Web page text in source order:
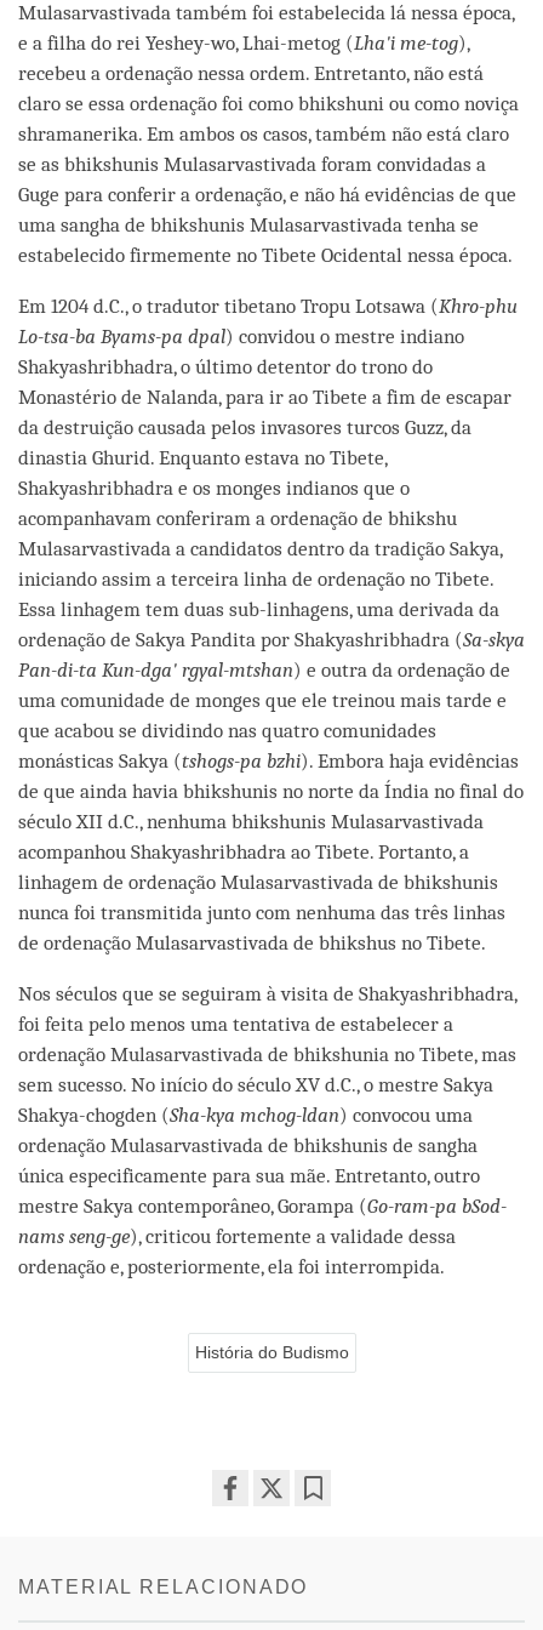
Mulasarvastivada também foi estabelecida lá nessa época,
e a filha do rei Yeshey-wo, Lhai-metog (Lha'i me-tog),
recebeu a ordenação nessa ordem. Entretanto, não está
claro se essa ordenação foi como bhikshuni ou como noviça
shramanerika. Em ambos os casos, também não está claro
se as bhikshunis Mulasarvastivada foram convidadas a
Guge para conferir a ordenação, e não há evidências de que
uma sangha de bhikshunis Mulasarvastivada tenha se
estabelecido firmemente no Tibete Ocidental nessa época.
Em 1204 d.C., o tradutor tibetano Tropu Lotsawa (Khro-phu
Lo-tsa-ba Byams-pa dpal) convidou o mestre indiano
Shakyashribhadra, o último detentor do trono do
Monastério de Nalanda, para ir ao Tibete a fim de escapar
da destruição causada pelos invasores turcos Guzz, da
dinastia Ghurid. Enquanto estava no Tibete,
Shakyashribhadra e os monges indianos que o
acompanhavam conferiram a ordenação de bhikshu
Mulasarvastivada a candidatos dentro da tradição Sakya,
iniciando assim a terceira linha de ordenação no Tibete.
Essa linhagem tem duas sub-linhagens, uma derivada da
ordenação de Sakya Pandita por Shakyashribhadra (Sa-skya
Pan-di-ta Kun-dga' rgyal-mtshan) e outra da ordenação de
uma comunidade de monges que ele treinou mais tarde e
que acabou se dividindo nas quatro comunidades
monásticas Sakya (tshogs-pa bzhi). Embora haja evidências
de que ainda havia bhikshunis no norte da Índia no final do
século XII d.C., nenhuma bhikshunis Mulasarvastivada
acompanhou Shakyashribhadra ao Tibete. Portanto, a
linhagem de ordenação Mulasarvastivada de bhikshunis
nunca foi transmitida junto com nenhuma das três linhas
de ordenação Mulasarvastivada de bhikshus no Tibete.
Nos séculos que se seguiram à visita de Shakyashribhadra,
foi feita pelo menos uma tentativa de estabelecer a
ordenação Mulasarvastivada de bhikshunia no Tibete, mas
sem sucesso. No início do século XV d.C., o mestre Sakya
Shakya-chogden (Sha-kya mchog-ldan) convocou uma
ordenação Mulasarvastivada de bhikshunis de sangha
única especificamente para sua mãe. Entretanto, outro
mestre Sakya contemporâneo, Gorampa (Go-ram-pa bSod-
nams seng-ge), criticou fortemente a validade dessa
ordenação e, posteriormente, ela foi interrompida.
História do Budismo
MATERIAL RELACIONADO